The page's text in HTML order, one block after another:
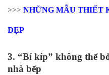
>>> NHỮNG MẪU THIẾT
ĐẸP
3. “Bí kíp” không thể
nhà bếp